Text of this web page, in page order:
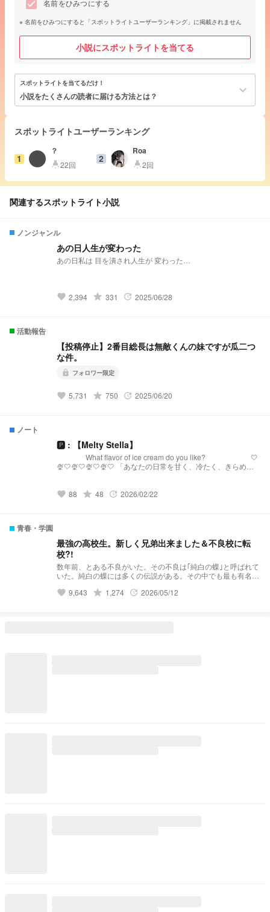
名前をひみつにする
名前をひみつにすると「スポットライトユーザーランキング」に掲載されません
小説にスポットライトを当てる
スポットライトを当てるだけ！
小説をたくさんの読者に届ける方法とは？ keyboard_arrow_down
スポットライトユーザーランキング
1
？
highlight22回 2
Roa
highlight2回
関連するスポットライト小説
ノンジャンル
あの日人生が変わった
あの日私は 目を潰され人生が 変わった…
favorite 2,394 grade 331 update 2025/06/28
活動報告
【投稿停止】2番目総長は無敵くんの妹ですが瓜二つ
な件。
lock フォロワー限定
favorite 5,731 grade 750 update 2025/06/20
ノート
🅿︎ : 【Melty Stella】
What flavor of ice cream do you like? 🤍
🍨🤍🍨🤍🍨🤍🍨🤍 「あなたの日常を甘く、冷たく、きらめか
届けるプリチューバ事務所です。 略称:メルステ 事務
favorite 88 grade 48 update 2026/02/22
青春・学園
最強の高校生。新しく兄弟出来ました＆不良校に転
校?!
数年前、とある不良がいた。その不良は｢純白の蝶｣と呼ばれて
いた。純白の蝶には多くの伝説がある。その中でも最も有名な
良グループを1人で潰したという伝説だ。 そんな伝説を持って
favorite 9,643 grade 1,274 update 2026/05/12